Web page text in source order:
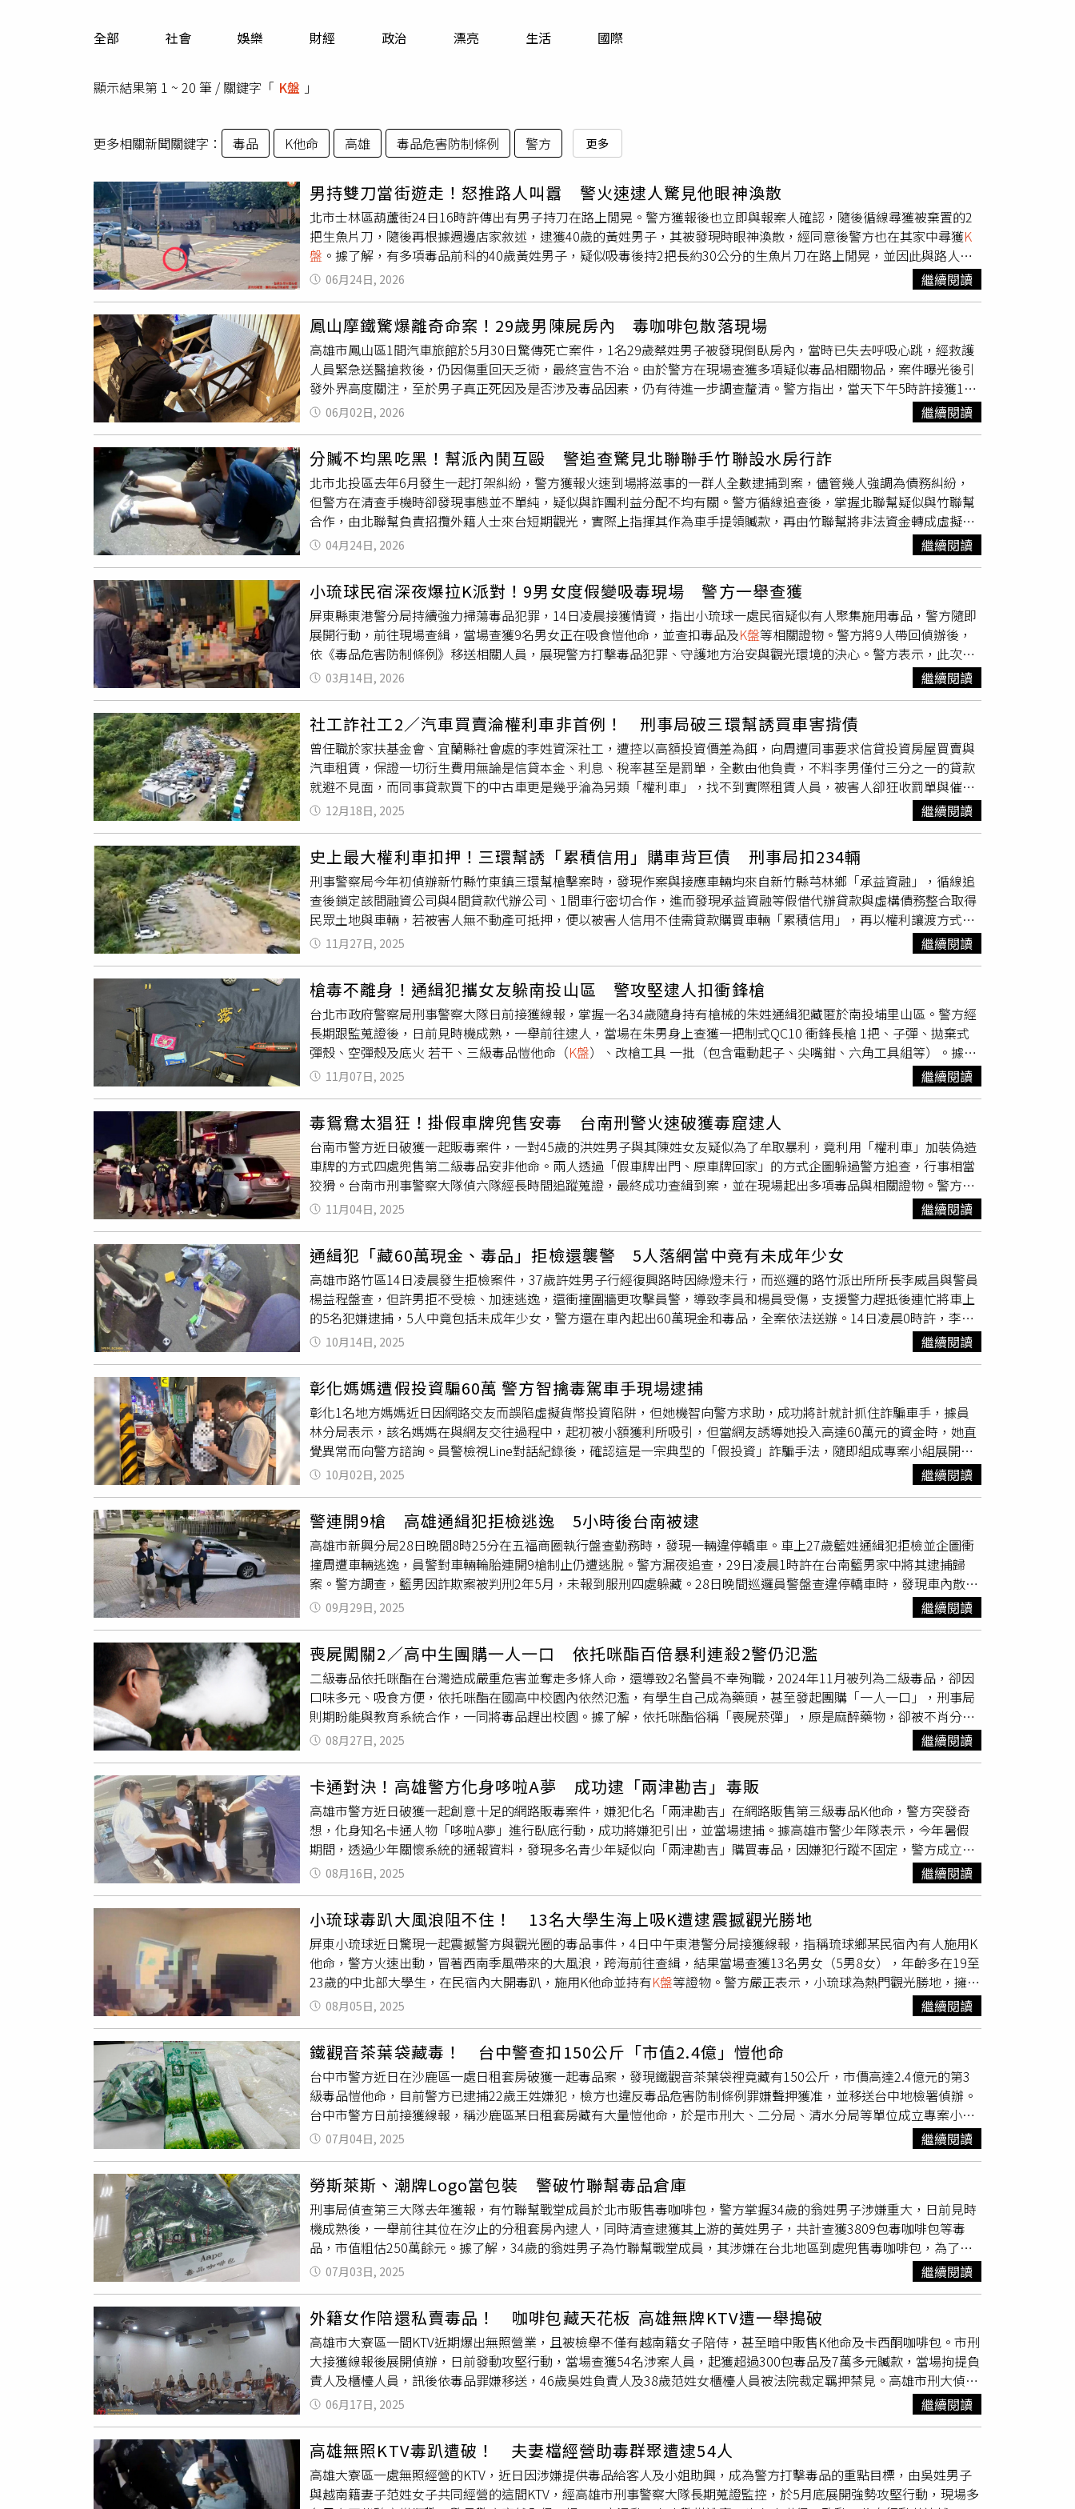
運勢
全部 社會 娛樂 財經 政治 漂亮 生活 國際
顯示結果第 1 ~ 20 筆 / 關鍵字「 K盤 」
更多相關新聞關鍵字： 毒品 K他命 高雄 毒品危害防制條例 警方 更多
男持雙刀當街遊走！怒推路人叫囂 警火速逮人驚見他眼神渙散
北市士林區葫蘆街24日16時許傳出有男子持刀在路上閒晃。警方獲報後也立即與報案人確認，隨後循線尋獲被棄置的2
把生魚片刀，隨後再根據週邊店家敘述，逮獲40歲的黃姓男子，其被發現時眼神渙散，經同意後警方也在其家中尋獲K
盤 。據了解，有多項毒品前科的40歲黃姓男子，疑似吸毒後持2把長約30公分的生魚片刀在路上閒晃，並因此與路人發
生口角衝突，一度將路人推至牆上，所幸黃男並未揮刀，隨後變持刀離去，讓路人嚇得緊急報警。警方獲報後也立即與
報案人聯繫，同時調閱週邊監視器畫面，鎖定黃男身份，先是於延平北路五段尋獲黃男所棄置之雙刀，並與週邊店家訪
查，最終當街將黃男逮捕到案。黃男被捕時，其眼神渙散，經渠同意後於家中查獲毒品愷他命研磨器（
案將依恐嚇公眾及毒品危害防治條例，於訊後移送士林地檢署偵辦，毒品部分另案依規定裁罰。士林分局呼籲，打擊暴
力、肅清毒害零容忍警方維護轄區治安的決心不容妥協與挑戰。對於任何持械恐嚇公眾、破壞社會安寧之不法行為，本
分局絕對採取「零容忍」態度，必定強勢執法、嚴辦到底，以維護社會秩序。
06月24日, 2026 繼續閱讀
鳳山摩鐵驚爆離奇命案！29歲男陳屍房內 毒咖啡包散落現場
高雄市鳳山區1間汽車旅館於5月30日驚傳死亡案件，1名29歲蔡姓男子被發現倒臥房內，當時已失去呼吸心跳，經救護
人員緊急送醫搶救後，仍因傷重回天乏術，最終宣告不治。由於警方在現場查獲多項疑似毒品相關物品，案件曝光後引
發外界高度關注，至於男子真正死因及是否涉及毒品因素，仍有待進一步調查釐清。警方指出，當天下午5時許接獲119
轉報，鳳山區某汽車旅館內有民眾失去生命跡象。救護人員到場後發現蔡姓男子已無呼吸心跳，立即送往醫院急救，但
最終仍宣告不治。據了解，當時與蔡男一同入住旅館的是其33歲陳姓女友，兩人已入住約兩天時間。陳女表示，發現蔡
查，初步並未發現明顯打鬥痕跡或外力介入情形。然而，員警在房內查獲疑似毒品咖啡包、K盤
疑似安非他命等物品，桌面上更留有不明粉末殘留物。經現場試劑初步檢測後，相關粉末呈現三級毒品陽性反應，顯示
現場可能涉及毒品使用情形。為進一步釐清案情，警方已將現場所有相關證物依法查扣並送往實驗室檢驗，同時持續追
查毒品來源及是否有其他涉案人員。檢警已報請高雄地方檢察署檢察官指揮偵辦，並於6月1日完成複驗程序。法醫也已
針對死者進行抽血檢驗，後續將透過解剖及毒物分析報告，確認蔡男的真正死因。警方呼籲，毒品不僅危害個人健康，
更可能造成無法挽回的生命悲劇。民眾切勿因一時好奇或誘惑而接觸毒品，以免賠上健康與人生。同時警方也將持續加
強查緝毒品犯罪，全力維護社會治安與民眾安全。
06月02日, 2026 繼續閱讀
分贓不均黑吃黑！幫派內鬨互毆 警追查驚見北聯聯手竹聯設水房行詐
北市北投區去年6月發生一起打架糾紛，警方獲報火速到場將滋事的一群人全數逮捕到案，儘管幾人強調為債務糾紛，
但警方在清查手機時卻發現事態並不單純，疑似與詐團利益分配不均有關。警方循線追查後，掌握北聯幫疑似與竹聯幫
合作，由北聯幫負責招攬外籍人士來台短期觀光，實際上指揮其作為車手提領贓款，再由竹聯幫將非法資金轉成虛擬貨
幣，以此躲避警方查緝，全案共計逮捕竹聯幫弘仁會29歲謝姓幹部、北聯幫26歲胡姓幹部等在內共22人。據了解，北聯
幫與竹聯幫弘仁會合作進行詐騙，將水房設在新北市三重區，對外號稱「巷仔口」，負責將遭詐贓款領出，並換成虛擬
卻擔任車手在台到處提領贓款，同時吸收、教唆未成年少年擔任第一線車手，再由其手下陳姓男子負責擔任收水手，收
取現金，隨後再將收得的現金交由29歲的竹聯幫賴姓男子轉為虛擬貨幣，匯往國外。短短半年間財損初估2400萬餘元，
累積共有118個被害人，其中一人疑似誤信愛情投資詐騙，因此遭詐245萬餘元。刑事局破獲北聯幫與竹聯幫聯手設置水
房行詐，逮獲竹聯幫29歲謝姓幹部等在內共22人。（圖／翻攝畫面）警方見時機成熟後，分別在去年10月與12月發動搜
索，先是逮獲北聯幫的胡姓幹部與竹聯幫賴姓成員等在內12人，並查扣現金143萬餘元、標榜幫派牌匾4面與點鈔機1
3組、K他命1包、大麻花1包、安非他命1包、監視器主機1組、筆電2臺、存摺2本、金融卡4張、手機
24支等證物。然而29歲的謝姓男子疑似察覺底下小弟遭捕，第一時間便前往柬埔寨避風頭，直到半年後自認風頭已過，
於今年1月期間返台，遭警方火速鎖定於新北市三重區其住家內將人逮捕到案。全案後續也依詐欺罪、詐欺犯罪危害防
制條例、組織犯罪防制條例及洗錢防制法等罪嫌，移送士林地檢署偵辦。其中3名外籍車手與竹聯幫賴姓成員遭聲押獲
准，其餘人則分別以5萬至15萬元交保。刑事局呼籲，幫派組織已與詐騙犯罪深度結合，利用網路社群散布「高薪、免
經驗、短期工作」等口號吸引民眾上勾，或利用青少年涉世未深，警覺心不足情況下，遭幫派組織吸收，淪為犯罪集團
的共犯。若發現可疑情事，可立即撥打 165 反詐騙諮詢專線進行查證。
04月24日, 2026 繼續閱讀
小琉球民宿深夜爆拉K派對！9男女度假變吸毒現場 警方一舉查獲
屏東縣東港警分局持續強力掃蕩毒品犯罪，14日凌晨接獲情資，指出小琉球一處民宿疑似有人聚集施用毒品，警方隨即
展開行動，前往現場查緝，當場查獲9名男女正在吸食愷他命，並查扣毒品及K盤等相關證物。警方將9人帶回偵辦後，
依《毒品危害防制條例》移送相關人員，展現警方打擊毒品犯罪、守護地方治安與觀光環境的決心。警方表示，此次行
動源於3月14日凌晨12時30分許接獲線報，指琉球鄉某民宿內疑似有人聚集吸毒，現場情況可疑。東港警分局獲報後立
即派遣警力前往查緝，進入民宿房間時，發現多名男女正在房內施用愷他命。警方隨即控制現場，並對相關人員進行盤
查，經清點後，共查獲7男2女共9人，年齡介於20至24歲，皆來自台灣中部地區，且多已投入社會工作。警方在現場同
時查扣愷他命毒品以及吸食用的K盤等工具，初步掌握這群人是結伴前往小琉球旅遊度假，疑似在民宿內舉行吸毒聚
會，他們供稱因為到外地旅遊想要放鬆心情，才會在房內吸食愷他命助興，不過警方仍將進一步釐清毒品來源與是否涉
及販毒或其他違法情事，以追查毒品流向及相關責任。東港警分局指出，小琉球為屏東縣重要觀光景點之一，警方相當
重視當地治安與旅遊環境，未來將持續透過科技偵查、情資整合與跨域合作等方式，強化毒品犯罪查緝行動，並與地方
政府及相關單位合作，全面防堵毒品流入社區與觀光區域。警方強調，打擊毒品犯罪是維護社會安全的重要工作，警方
將持續滾動式調整查緝策略，嚴防不法分子利用觀光地區進行毒品活動，同時呼籲民眾若發現可疑情事，應立即向警方
通報，共同維護安全、安心的生活與旅遊環境，落實「屏安護民」的治安目標。
03月14日, 2026 繼續閱讀
社工詐社工2／汽車買賣淪權利車非首例！ 刑事局破三環幫誘買車害揹債
曾任職於家扶基金會、宜蘭縣社會處的李姓資深社工，遭控以高額投資價差為餌，向周遭同事要求信貸投資房屋買賣與
汽車租賃，保證一切衍生費用無論是信貸本金、利息、稅率甚至是罰單，全數由他負責，不料李男僅付三分之一的貸款
就避不見面，而同事貸款買下的中古車更是幾乎淪為另類「權利車」，找不到實際租賃人員，被害人卻狂收罰單與催繳
通知，讓被害人氣得路上找車，直接將車輛開走報廢，刑事局也曾偵辦過類似詐騙案例。警方掌握相關權利車全來自
「承益融資公司」，由40歲的吳姓三環幫幹部統一調度指揮。（圖／翻攝畫面）刑事警察局今年初偵辦新竹縣竹東鎮三
環幫槍擊案時，發現作案與接應車輛均來自新竹縣芎林鄉「承益資融公司」，循線追查後鎖定該間融資公司與4間貸款
代辦公司、1間車行密切合作，進而發現承益資融等假借代辦貸款與虛構債務整合取得民眾土地與車輛，若被害人無不
動產可抵押，便以被害人信用不佳需貸款購買車輛「累積信用」，再以權利讓渡方式取得車輛，並將被害人車輛抵押放
款，導致被害人僅能獲得少量資金，更因此背上巨額貸款，總計財損粗估8千萬元。據了解，警方鎖定竹東三環幫槍擊
案中的涉案車輛均為權利車外，也掌握該權利車均來自「承益資融公司」，鎖定承益與其他5間公司合作甚密，由40歲
三環幫幹部吳姓男子統一調度指揮，成立行銷公司、代辦貸款公司、車行與融資公司等，從招攬、過戶、放貸等全數包
辦，主打「快速放款」、「債務整合」吸引需要資金民眾上門。據悉，被害人上門後，若可提供不動產作為擔保，吳姓
犯嫌等即將被害人介紹至旗下的融資公司，透過高額手續費、縮短還款期限等資訊落差，或以可向金融機構借款名義，
誘騙被害人抵押借款，要被害人簽下極易違約之合約，導致被害人因違約背負鉅額違約金與債務。若被害人無法提供擔
保品，便以信用不佳為由，要被害人貸款購車以此「增加信用」，介紹「假購車貸款方案」，讓被害人申請買車貸款，
雙方所談之金額往往高於車輛價值，待貸款成功後融資公司順利取得貸款後，隨即要求被害人將車輛「權利讓渡」給融
資公司擔保借款，過程中更收取高額代辦費、手續費、開辦費與保管費等，導致民眾僅可獲得少量資金，還因此背上巨
額債務，每位被害人因此均背上20萬元至200萬元不等之貸款。而吳男所指揮的旗下公司，為避免權利車被當事人發現
直接開走，也為讓三環幫內可以自由使用權利車，或是作為出租與調度使用，將大批權利車藏在新竹山區內，百輛權利
車甚至在短短一天內就可完全調度遷移。警方見時機成熟後，一舉前往代辦公司進行攻堅。（圖／翻攝畫面）警方日前
見時機成熟後，同步搜索6間公司、1處幫派據點、2處權利車藏匿地及多名幹部住處，拘提吳男等18人到案，查扣汽車
234輛（其中232輛為權利車、市值1億元）、新臺幣180萬9,427元、手機47支、存摺23本、自然人憑證31張、K盤4
組、球棒4支、帳冊7本、隨身碟16個、汽車鑰匙66支、鑽戒1個、勞力士手錶1支及相關貸款文件數批等證物。全案詢畢
後依詐欺、洗錢防制法及組織犯罪防制條例等將吳男等人解送新竹地檢署偵辦。檢察官訊後聲押吳男在內等10主要公司
幹部、店長與資深業務。
12月18日, 2025 繼續閱讀
史上最大權利車扣押！三環幫誘「累積信用」購車背巨債 刑事局扣234輛
刑事警察局今年初偵辦新竹縣竹東鎮三環幫槍擊案時，發現作案與接應車輛均來自新竹縣芎林鄉「承益資融」，循線追
查後鎖定該間融資公司與4間貸款代辦公司、1間車行密切合作，進而發現承益資融等假借代辦貸款與虛構債務整合取得
民眾土地與車輛，若被害人無不動產可抵押，便以被害人信用不佳需貸款購買車輛「累積信用」，再以權利讓渡方式取
得車輛，並將被害人車輛抵押放款，導致被害人僅能獲得少量資金，更因此背上巨額貸款，總計財損粗估8千萬元。據
了解，警方鎖定竹東三環幫槍擊案中的涉案車輛均為權利車外，也掌握該權利車均來自「承益資融公司」，鎖定承益與
等，從招攬、過戶、放貸等全數包辦，主打「快速放款」、「債務整合」吸引需要資金民眾上門。據悉，被害人上門
後，若可提供不動產作為擔保，吳姓犯嫌等即將被害人介紹至旗下的融資公司，透過高額手續費、縮短還款期限等資訊
落差，或以可向金融機構借款名義，誘騙被害人抵押借款，要被害人簽下極易違約之合約，導致被害人因違約背負鉅額
違約金與債務。三環幫幹部吳男等人遭逮捕歸案。(圖／翻攝畫面)若被害人無法提供擔保品，便以信用不佳為由，要被
害人貸款購車以此「增加信用」，介紹「假購車貸款方案」，讓被害人申請買車貸款，雙方所談之金額往往高於車輛價
值，待貸款成功後融資公司順利取得貸款後，隨即要求被害人將車輛「權利讓渡」，將車輛讓渡給融資公司擔保借款，
過程中更收取高額代辦費、手續費、開辦費與保管費等，導致民眾僅可獲得少量資金，還因此背上巨額債務，每位被害
人因此均背上20萬元至200萬元不等之貸款。而吳男所指揮的旗下公司，為避免權利車被當事人發現直接開走，也為讓
三環幫內可以自由使用權利車，或是作為出租與調度使用，將大批權利車藏在新竹山區內，百輛權利車甚至在短短一天
內就可完全調度遷移。警方日前見時機成熟後，同步搜索6間公司、1處幫派據點、2處權利車藏匿地及多名幹部住處，
拘提吳男等18人到案，查扣汽車234輛（其中232輛為權利車、市值1億元）、新臺幣180萬9,427元、手機47支、存摺23
本、自然人憑證31張、
4組、球棒4支、帳冊7本、隨身碟16個、汽車鑰匙66支、鑽戒1個、勞力士手錶1支及相關貸
款文件數批等證物。全案詢畢後依詐欺、洗錢防制法及組織犯罪防制條例等將吳男等人解送新竹地檢署偵辦。檢察官訊
後聲押吳男在內等10主要公司幹部、店長與資深業務。該集團強調快速放貸與債務整合。(圖／翻攝畫面)刑事局指出，
「權利車」亂象已從交通問題惡化為治安隱憂，本案一舉查扣232輛權利車，市值逾1億元，為國內史上最大規模的權利
車查扣行動，案經新竹地檢署解除扣押後，刑事局立即協調多家融資公司及金融機構行使動產擔保權，將抵押車輛拖離
幫派藏匿處，遏止大批權利車流入黑市，成功阻斷黑市供應鏈並重創幫派經濟命脈。刑事局呼籲，民眾借貸應循正常管
道，網路上如遇宣稱「快速核貸」及「債務整合」等廣告務必提高警覺，並可撥打165反詐騙專線求證，以防受騙。
11月27日, 2025 繼續閱讀
槍毒不離身！通緝犯攜女友躲南投山區 警攻堅逮人扣衝鋒槍
台北市政府警察局刑事警察大隊日前接獲線報，掌握一名34歲隨身持有槍械的朱姓通緝犯藏匿於南投埔里山區。警方經
長期跟監蒐證後，日前見時機成熟，一舉前往逮人，當場在朱男身上查獲一把制式QC10 衝鋒長槍 1把、子彈、拋棄式
彈殼、空彈殼及底火 若干、三級毒品愷他命（K盤）、改槍工具 一批（包含電動起子、尖嘴鉗、六角工具組等）。據了
解，34歲的朱姓男子有多項詐欺與違反槍砲彈藥刀械管制條例前科，其也曾一言不合當街對對方開槍，今年2月因多次
傳喚未到，遭到通緝，朱男也因此帶著女友藏身於南投埔里山區，投靠朋友。警方日前接獲線報後，見時機成熟之際，
破門攻堅將朱男逮捕到案，同時在朱男身上查獲一把制式 QC10 衝鋒長槍 1把、子彈、拋棄式彈殼、空彈殼及底火 若
干、三級毒品愷他命（K盤）、改槍工具 一批（包含電動起子、尖嘴鉗、六角工具組等）。全案依違反《槍砲彈藥刀械
管制條例》及《毒品危害防制條例》等罪嫌，移送南投地檢署偵辦，警方並將持續向上溯源，追查槍械及毒品來源，刨
根究底。臺北市政府警察局刑事警察大隊將持續強化查緝非法槍械與各類毒品，嚴正執法、全力打擊不法，阻絕黑槍與
毒品危害，維護市民生命財產安全，打造安全無虞的生活環境。
11月07日, 2025 繼續閱讀
毒鴛鴦太猖狂！掛假車牌兜售安毒 台南刑警火速破獲毒窟逮人
台南市警方近日破獲一起販毒案件，一對45歲的洪姓男子與其陳姓女友疑似為了牟取暴利，竟利用「權利車」加裝偽造
車牌的方式四處兜售第二級毒品安非他命。兩人透過「假車牌出門、原車牌回家」的方式企圖躲過警方追查，行事相當
狡猾。台南市刑事警察大隊偵六隊經長時間追蹤蒐證，最終成功查緝到案，並在現場起出多項毒品與相關證物。警方表
示，整起案件是在偵辦另一起毒品案時意外發現線索，專案小組隨即展開縝密調查。辦案人員透過調閱大量監視器、比
對車輛移動軌跡，以及大數據分析，成功鎖定洪男與陳女的活動範圍與落腳處。經過多日跟監，警方選在10月8日前往
台南善化區一處出租套房執行拘提與搜索，將兩人當場逮捕。在搜索現場，警方查獲了安非他命、依託咪酯、吸食器、
電子菸彈、子彈、針筒、K盤等毒品相關物品，另外還起獲偽造車牌與作案用的權利車一輛。警方指出，依託咪酯若分
裝入電子煙彈中，預估可供近百人施用，若流入市面恐造成廣大社會危害。此次查扣可說是成功阻斷毒品擴散。警方同
時指出，洪男與陳女除了涉嫌違反《毒品危害防制條例》外，使用偽造車牌與持有子彈等物品，也涉及《槍砲彈藥刀械
管制條例》及《刑法》偽造文書罪，全案已移送台南地檢署偵辦。台南市刑警大隊長李宏倫表示，毒品問題是治安首要
打擊目標，尤其近年利用權利車及偽造車牌從事違法行為案例頻傳，警方將持續強化查緝與溯源追查。他也呼籲民眾，
11月04日, 2025 繼續閱讀
通緝犯「藏60萬現金、毒品」拒檢還襲警 5人落網當中竟有未成年少女
高雄市路竹區14日凌晨發生拒檢案件，37歲許姓男子行經復興路時因綠燈未行，而巡邏的路竹派出所所長李威昌與警員
楊益程盤查，但許男拒不受檢、加速逃逸，還衝撞圍牆更攻擊員警，導致李員和楊員受傷，支援警力趕抵後連忙將車上
的5名犯嫌逮捕，5人中竟包括未成年少女，警方還在車內起出60萬現金和毒品，全案依法送辦。14日凌晨0時許，李員
和楊員巡邏行經復興路，發現許男駕駛的車輛在綠燈後仍未前行，警方驚覺有異、上前盤查，而許男起初假意配後，後
趁隙加速逃逸，在自撞圍牆後，許男與副駕的26歲石姓男子棄車逃逸。警方見狀上前制止，許男和李男竟攻擊員警，並
試圖搶奪警用裝備，導致李員鼻樑擦傷、左手腕扭傷，楊員則是手部擦傷，所幸支援警力及時趕抵，聯手將2人逮捕，
受傷員警救治後則已無大礙。警方調查後確認許男是洗錢防制法通緝犯，還在車上起獲金60餘萬元、手機、金融卡及疑
似毒品K盤、K煙等證物，車上的車主石男、16歲陶姓女子及25歲黃姓男子也被帶回調查，全案依法偵辦。湖內分局強
調，面對拒檢與暴力抗拒，警方將依法嚴正執法，絕不容挑戰力，並持續強化查緝詐欺集團及通緝犯，以維護社會治安
與民眾安全。
10月14日, 2025 繼續閱讀
彰化媽媽遭假投資騙60萬 警方智擒毒駕車手現場逮捕
彰化1名地方媽媽近日因網路交友而誤陷虛擬貨幣投資陷阱，但她機智向警方求助，成功將計就計抓住詐騙車手，據員
林分局表示，該名媽媽在與網友交往過程中，起初被小額獲利所吸引，但當網友誘導她投入高達60萬元的資金時，她直
覺異常而向警方諮詢。員警檢視Line對話紀錄後，確認這是一宗典型的「假投資」詐騙手法，隨即組成專案小組展開埋
伏行動，23歲李姓車手駕車抵達約定交款地點時，警方立即包圍並逮捕，壓制過程中，員警聞到車內散發濃烈K他命
，車手不僅涉及詐騙，還涉嫌毒駕，立即被帶回偵辦。員林分局提醒民眾，詐騙集團常
以「假投資」名義吸引受害者，初期小額獲利後再以各種理由要求投入更多資金，最後甚至拒絕出金，誘導民眾交付大
量財物，警方強調，民眾若遇到投資疑慮，務必謹慎查證，可撥打165反詐騙專線或與當地派出所聯繫，以避免財產損
失。
10月02日, 2025 繼續閱讀
警連開9槍 高雄通緝犯拒檢逃逸 5小時後台南被逮
高雄市新興分局28日晚間8時25分在五福商圈執行盤查勤務時，發現一輛違停轎車。車上27歲籃姓通緝犯拒檢並企圖衝
撞周遭車輛逃逸，員警對車輛輪胎連開9槍制止仍遭逃脫。警方漏夜追查，29日凌晨1時許在台南籃男家中將其逮捕歸
案。警方調查，籃男因詐欺案被判刑2年5月，未報到服刑四處躲藏。28日晚間巡邏員警盤查違停轎車時，發現車內散發
濃厚毒品味道，籃男心虛猛踩油門拒檢逃逸，過程中擦撞一輛機車後照鏡。由於事發地點在五福商圈車流量龐大的路
口，為避免籃男衝撞造成其他用路人危害，員警立即使用警械朝車輛輪胎等非致命部位連開9槍制止。籃嫌疑因吸食毒
擊。籃男車輛遭射擊後無法正常使用，隨即棄車逃逸。警方在車上發現K盤一組，確認籃男有毒駕情形。新興分局立即
組成專案小組，迅速鎖定籃姓通緝犯身分並展開追緝。29日凌晨1時許，警方在台南籃男家中查獲嫌犯，於案發5小時後
將其緝獲。全案除依詐欺通緝予以接送歸案外，另依妨害公務、毀損及公共危險等罪嫌移送高雄地檢署偵辦。現場警民
均無人受傷。
09月29日, 2025 繼續閱讀
喪屍闖關2／高中生團購一人一口 依托咪酯百倍暴利連殺2警仍氾濫
二級毒品依托咪酯在台灣造成嚴重危害並奪走多條人命，還導致2名警員不幸殉職，2024年11月被列為二級毒品，卻因
口味多元、吸食方便，依托咪酯在國高中校園內依然氾濫，有學生自己成為藥頭，甚至發起團購「一人一口」，刑事局
則期盼能與教育系統合作，一同將毒品趕出校園。據了解，依托咪酯俗稱「喪屍菸彈」，原是麻醉藥物，卻被不肖分子
製成菸油，搭配電子菸販售，因其吸食便利、口味多元、還無色無味，2023年起在台灣流竄，更造成多起悲劇。新北市
三重分局員警黃瑋震2024年7月13日凌晨巡邏時，遭吸食依托咪酯後駕車的黃國維高速撞上、不幸身亡，得年僅28歲；
土城警分局清水派出所長劉宗鑫同年9月30日查緝毒品時，被同樣吸食依托咪酯的陳嘉瑩拖行撞護欄喪命，享年39歲；
康橋國際學校車隊4月在彰化遭蕭文榮駕車逆向衝撞，導致7名學生輕重傷，同樣也是依托咪酯惹禍。喪屍菸彈害2名英
勇員警殉職，三重警分局員警黃瑋震遭毒駕撞死，以國旗覆棺下葬，在家屬心中留下永遠的哀慟。（圖／趙世勳攝）英
勇警員付出血的代價讓依托咪酯迅速「升級」，2024年5月先被列為第四級管制毒品，同年8月成為第三級毒品，11月再
提升為第二級毒品，但加重刑罰卻無法阻止喪屍大軍在年輕族群持續橫行。本刊調查，一公斤的依托咪酯原料成本為20
萬，而一公斤原料可製成一萬顆電子菸彈，每顆菸彈售價約為2000元上下，加上香精、菸彈空殼和人工成本後利潤仍將
近百倍。且依托咪酯製作簡單、吸食方便，在年輕人間迅速流行，在殺頭生意有人做的原則下，毒販們將依托咪酯視為
財富密碼持續販售，連國高中校園都淪陷，有學生自己就成為藥頭，甚至同學間還會湊錢團購，「你一口我一口」輪流
吸食，還得意洋洋認為自己走在時代潮流。刑事局毒品查緝中心執行秘書鄭偉豪證實，依托咪酯不像傳統毒品需要水
車、K盤或注射針頭等吸毒工具，還能加入香精、增加煙霧以滿足年輕族群的感官刺激，的確在年輕一輩中快速傳播，
他呼籲教育局能敞開心胸與警方配合，透過社政、少輔和學校教育將毒品趕出校園。依托咪酯暴利近百倍，吸引不肖分
子鋌而走險，警方希望加強法規管制讓毒梟不敢輕舉妄動。（圖／翻攝畫面）鄭偉豪表示，新興毒品能流行，其載具電
子菸管是關鍵，而依據《菸害防制法》，電子菸全面禁止製造、輸入、販售、供應、展示和廣告，但僅行政罰的罰鍰而
非刑事責任，且對持有並無明文刑責，增加警方查緝難度，也讓毒梟有恃無恐，呼籲國健署將持有電子菸管加進處罰，
並將製造運輸納入刑罰，從各方面守護人民健康與社會安定，展現毒品零容忍的決心。◎拒絕毒品，珍惜生命。
08月27日, 2025 繼續閱讀
卡通對決！高雄警方化身哆啦A夢 成功逮「兩津勘吉」毒販
高雄市警方近日破獲一起創意十足的網路販毒案件，嫌犯化名「兩津勘吉」在網路販售第三級毒品K他命，警方突發奇
想，化身知名卡通人物「哆啦A夢」進行臥底行動，成功將嫌犯引出，並當場逮捕。據高雄市警少年隊表示，今年暑假
期間，透過少年關懷系統的通報資料，發現多名青少年疑似向「兩津勘吉」購買毒品，因嫌犯行蹤不固定，警方成立專
案小組，決定利用「哆啦A夢」身分在線上與其接觸。經過數日跟監與資料分析，警方鎖定26歲呂姓男子涉有重大嫌
疑，14日呂男與「哆啦A夢」相約於岡山區現身時，警方立即表明身份，並持拘票及搜索票將其帶回，隨後在呂男租屋
等證物，全案依違反毒品危害防制條例罪嫌移送橋頭地檢署偵辦。警方表
示，此次行動創意十足，成功透過卡通臥底策略瓦解販毒網絡，也提醒家長注意青少年網路社交情況，避免毒品滲透；
同時，高雄警方將持續加強網路巡邏，對於網路販毒行為零容忍，保護青少年安全，確保社會治安。
08月16日, 2025 繼續閱讀
小琉球毒趴大風浪阻不住！ 13名大學生海上吸K遭逮震撼觀光勝地
屏東小琉球近日驚現一起震撼警方與觀光圈的毒品事件，4日中午東港警分局接獲線報，指稱琉球鄉某民宿內有人施用K
他命，警方火速出動，冒著西南季風帶來的大風浪，跨海前往查緝，結果當場查獲13名男女（5男8女），年齡多在19至
23歲的中北部大學生，在民宿內大開毒趴，施用K他命並持有K盤等證物。警方嚴正表示，小琉球為熱門觀光勝地，擁有
優美自然環境與豐富生態，絕不容毒品行為破壞這片淨土，這群年輕人原本相約來此旅遊放鬆，卻誤入歧途以毒品「拉
K」為樂，不料遭警方當場逮捕，東港警方隨即將他們帶回琉球分駐所，並通報屏東縣政府警察局偵查隊進一步調查，
依法依《毒品危害防制條例》移送裁處。警方呼籲所有旅客與民眾，應珍惜小琉球這片宜人海島，配合警方軟硬體整治
及治安維護工作，不讓毒品污染觀光環境，屏東縣政府及警方長期致力於維護當地生態與觀光品質，民眾應以健康且合
法的方式享受旅遊時光，留下美好回憶，而非因一時貪念讓旅程蒙上陰影。
08月05日, 2025 繼續閱讀
鐵觀音茶葉袋藏毒！ 台中警查扣150公斤「市值2.4億」愷他命
台中市警方近日在沙鹿區一處日租套房破獲一起毒品案，發現鐵觀音茶葉袋裡竟藏有150公斤，市價高達2.4億元的第3
級毒品愷他命，目前警方已逮捕22歲王姓嫌犯，檢方也違反毒品危害防制條例罪嫌聲押獲准，並移送台中地檢署偵辦。
台中市警方日前接獲線報，稱沙鹿區某日租套房藏有大量愷他命，於是市刑大、二分局、清水分局等單位成立專案小
組，報請台中地檢署檢察官陳祥薇指揮偵辦，於7月1日上午展開行動，當場逮捕22歲的王姓嫌犯。警方在套房內查出
、電子磅秤、6支手機、分裝袋等證物，其中部分愷他命更使用
印有「鐵觀音」字樣的茶葉袋包裝，企圖藉此避開查緝。據警方調查，王男目前無業，過去曾有毒品與詐欺前科，王男
落網後辯稱毒品不是他的，他只是幫忙保管毒品，對毒品來源及用途都不清楚。檢方訊後依違反毒品危害防制條例罪
嫌，聲請羈押獲准，並移送王男至台中地檢署偵辦。台中市刑大大隊長李明道提醒，民眾勿輕易嘗試來路不明的飲料、
咖啡包，並呼籲民眾如有不法事證，應立即向警方檢舉，共同維護良好的治安狀況。
07月04日, 2025 繼續閱讀
勞斯萊斯、潮牌Logo當包裝 警破竹聯幫毒品倉庫
刑事局偵查第三大隊去年獲報，有竹聯幫戰堂成員於北市販售毒咖啡包，警方掌握34歲的翁姓男子涉嫌重大，日前見時
機成熟後，一舉前往其位在汐止的分租套房內逮人，同時清查逮獲其上游的黃姓男子，共計查獲3809包毒咖啡包等毒
品，市值粗估250萬餘元。據了解，34歲的翁姓男子為竹聯幫戰堂成員，其涉嫌在台北地區到處兜售毒咖啡包，為了吸
引年輕群眾買單，其設置還將毒咖啡包的外觀印上勞斯萊斯或潮牌標誌，以此提高販售率，孰料卻早已遭警方盯上。警
方逮獲竹聯幫戰堂成員翁姓男子。（圖／翻攝畫面）警方掌握相關事證後，掌握翁男等人與其位在汐止區的毒品倉庫，
一舉將翁男、蔡姓共犯與下游的朱姓男子逮捕到案，後續經查再掌握翁男的上游34歲黃姓男子涉嫌重大，隨後再逮獲黃
男下游的趙姓男子、黃姓男子與李姓女子等4人到案，共計查扣毒品咖啡包3809包、愷他命毛重425公克、一粒眠81
顆、依托咪酯煙油1罐、依托咪酯煙彈1顆、空煙彈殼5顆、新臺幣11萬6,000元、銀行存摺5本、電子磅秤6台、漏勺濾網
1支、毒品分裝袋1批、 K盤3組、手機5支等證物，市值粗估250萬餘元。全案詢後依涉犯毒品危害防制條例解送台北地
檢署偵辦，其中翁男聲押獲准。刑事局表示，毒品嚴重影響社會治安、國人身心健康甚鉅，參與製造、運輸、販賣毒品
更為刑事重罪，一經查獲恐將面臨終生牢獄，在此特別呼籲民眾切勿以身試法；刑事局會持續強力掃蕩不法黑幫及毒品
集團，溯源斷根，全力打擊瓦解製、運、販毒品組織，以維護國民安居樂業之生活空間。《CTWANT》提醒您：拒絕毒
品 珍惜生命
07月03日, 2025 繼續閱讀
外籍女作陪還私賣毒品！ 咖啡包藏天花板 高雄無牌KTV遭一舉搗破
高雄市大寮區一間KTV近期爆出無照營業，且被檢舉不僅有越南籍女子陪侍，甚至暗中販售K他命及卡西酮咖啡包。市刑
大接獲線報後展開偵辦，日前發動攻堅行動，當場查獲54名涉案人員，起獲超過300包毒品及7萬多元贓款，當場拘提負
責人及櫃檯人員，訊後依毒品罪嫌移送，46歲吳姓負責人及38歲范姓女櫃檯人員被法院裁定羈押禁見。高雄市刑大偵二
隊日前接獲線報，指出大寮路上一間KTV無照營業，除有越籍女子陪酒，還由員工充當「小蜜蜂」兜售毒品。警方隨即
聯手林園分局與移民署專勤隊組成專案小組，展開跟監與蒐證行動。歷經連日追蹤搜查，警方見時機成熟兵分多路展開
攻堅，當場突襲包廂內正沉迷聲色之中的男女，並於現場二樓寢室天花板夾層、櫃檯與包廂等處，搜出卡西酮毒品咖啡
包323包、K他命6包、K盤、電子磅秤、刀械棍棒、監視器設備、帳本、手機及贓款新台幣7萬5800元。警方也逮捕現場
46歲吳姓負責人、38歲范姓女櫃檯人員及7名越南籍逃逸移工，一共查獲54名涉案人員，訊後依違反毒品危害防制條例
移送法辦，法院裁定吳、范兩人羈押禁見。市刑大指出，2025年緝毒專案期間已查獲各類毒品案共907人，其中包含大
06月17日, 2025 繼續閱讀
高雄無照KTV毒趴遭破！ 夫妻檔經營助毒群聚遭逮54人
高雄大寮區一處無照經營的KTV，近日因涉嫌提供毒品給客人及小姐助興，成為警方打擊毒品的重點目標，由吳姓男子
與越南籍妻子范姓女子共同經營的這間KTV，經高雄市刑事警察大隊長期蒐證監控，於5月底展開強勢攻堅行動，現場多